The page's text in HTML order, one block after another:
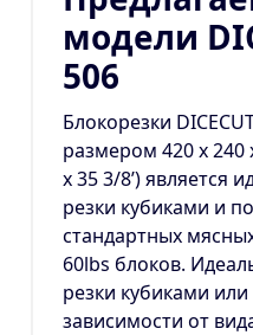
модели
506
Блокорезки
размером 420 х 240
х 35 3/8’) является
резки кубиками и
стандартных
60lbs блоков.
резки кубиками
зависимости от